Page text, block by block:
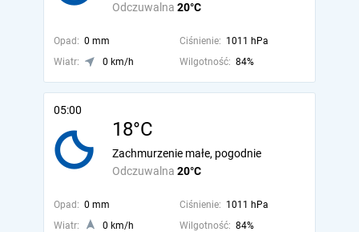
Odczuwalna 20°C
Opad: 0 mm Ciśnienie: 1011 hPa
Wiatr:
0 km/h Wilgotność: 84%
05:00
18°C
Odczuwalna 20°C
Zachmurzenie małe, pogodnie
Opad: 0 mm Ciśnienie: 1011 hPa
Wiatr:
0 km/h Wilgotność: 84%